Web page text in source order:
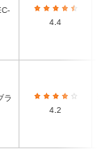
4.4
4.2